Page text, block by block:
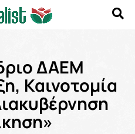
ΔΑΕΜ
Καινοτομία